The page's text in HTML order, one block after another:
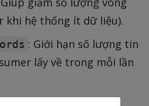
khi hệ thống ít dữ liệu).
: Giới hạn số lượng tin
lấy về trong mỗi lần